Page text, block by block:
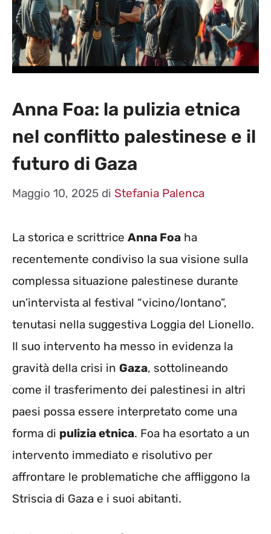
Anna Foa: la pulizia etnica
nel conflitto palestinese e il
futuro di Gaza
Maggio 10, 2025 di Stefania Palenca
La storica e scrittrice Anna Foa ha
recentemente condiviso la sua visione sulla
complessa situazione palestinese durante
un’intervista al festival “vicino/lontano”,
tenutasi nella suggestiva Loggia del Lionello.
Il suo intervento ha messo in evidenza la
gravità della crisi in Gaza, sottolineando
come il trasferimento dei palestinesi in altri
paesi possa essere interpretato come una
forma di pulizia etnica. Foa ha esortato a un
intervento immediato e risolutivo per
affrontare le problematiche che affliggono la
Striscia di Gaza e i suoi abitanti.